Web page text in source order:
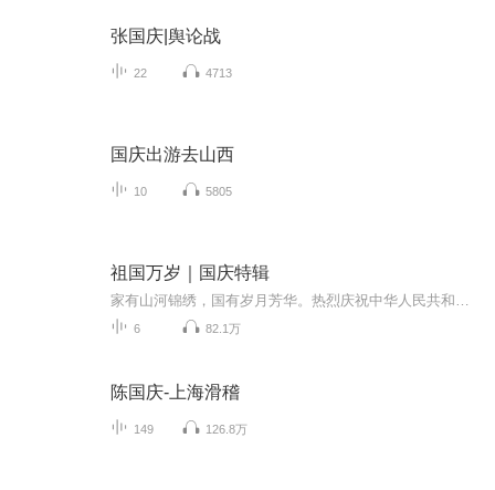
张国庆|舆论战
22 4713
国庆出游去山西
10 5805
祖国万岁｜国庆特辑
6 82.1万
陈国庆-上海滑稽
149 126.8万